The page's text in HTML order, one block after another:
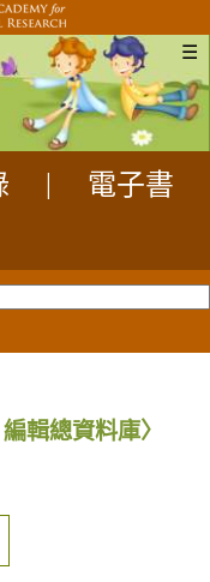
☰
電子書
輯總資料庫〉